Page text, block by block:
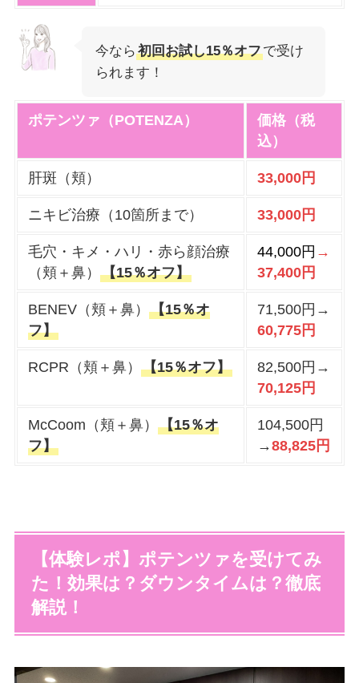
今なら 初回お試し15％オフで受け
られます！
ポテンツァ（POTENZA）
価格（税
込）
肝斑（頬） 33,000円
ニキビ治療（10箇所まで） 33,000円
毛穴・キメ・ハリ・赤ら顔治療
（頬＋鼻）【15％オフ】
44,000円 →
37,400円
BENEV（頬＋鼻）【15％オ
フ】
71,500円→
60,775円
RCPR（頬＋鼻）【15％オフ】
82,500円→
70,125円
McCoom（頬＋鼻）【15％オ
フ】
104,500円
→88,825円
【体験レポ】ポテンツァを受けてみ
た！効果は？ダウンタイムは？徹底
解説！